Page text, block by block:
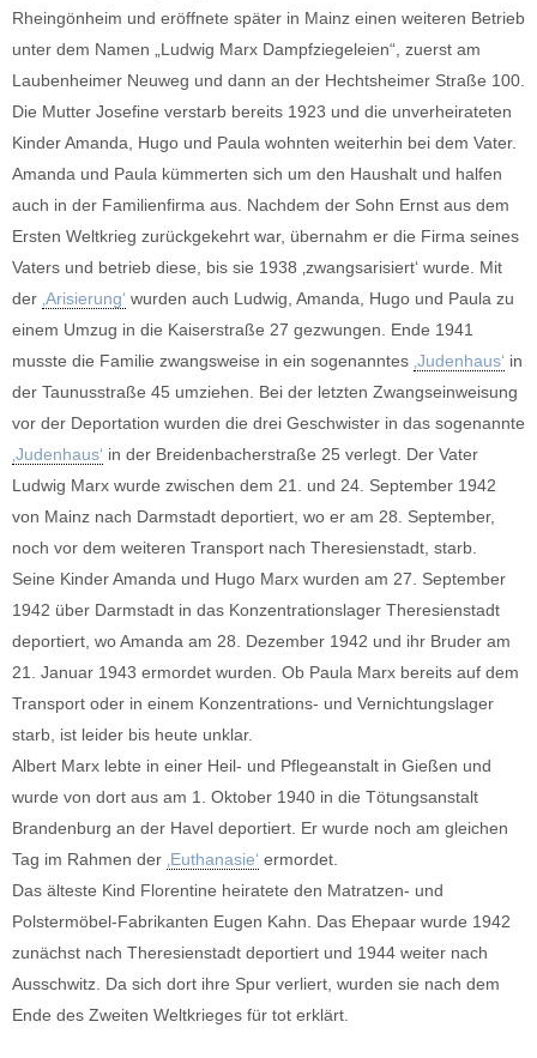
Rheingönheim und eröffnete später in Mainz einen weiteren Betrieb
unter dem Namen „Ludwig Marx Dampfziegeleien“, zuerst am
Laubenheimer Neuweg und dann an der Hechtsheimer Straße 100.
Die Mutter Josefine verstarb bereits 1923 und die unverheirateten
Kinder Amanda, Hugo und Paula wohnten weiterhin bei dem Vater.
Amanda und Paula kümmerten sich um den Haushalt und halfen
auch in der Familienfirma aus. Nachdem der Sohn Ernst aus dem
Ersten Weltkrieg zurückgekehrt war, übernahm er die Firma seines
Vaters und betrieb diese, bis sie 1938 ‚zwangsarisiert‘ wurde. Mit
der ‚Arisierung‘ wurden auch Ludwig, Amanda, Hugo und Paula zu
einem Umzug in die Kaiserstraße 27 gezwungen. Ende 1941
musste die Familie zwangsweise in ein sogenanntes ‚Judenhaus‘ in
der Taunusstraße 45 umziehen. Bei der letzten Zwangseinweisung
vor der Deportation wurden die drei Geschwister in das sogenannte
‚Judenhaus‘ in der Breidenbacherstraße 25 verlegt. Der Vater
Ludwig Marx wurde zwischen dem 21. und 24. September 1942
von Mainz nach Darmstadt deportiert, wo er am 28. September,
noch vor dem weiteren Transport nach Theresienstadt, starb.
Seine Kinder Amanda und Hugo Marx wurden am 27. September
1942 über Darmstadt in das Konzentrationslager Theresienstadt
deportiert, wo Amanda am 28. Dezember 1942 und ihr Bruder am
21. Januar 1943 ermordet wurden. Ob Paula Marx bereits auf dem
Transport oder in einem Konzentrations- und Vernichtungslager
starb, ist leider bis heute unklar.
Albert Marx lebte in einer Heil- und Pflegeanstalt in Gießen und
wurde von dort aus am 1. Oktober 1940 in die Tötungsanstalt
Brandenburg an der Havel deportiert. Er wurde noch am gleichen
Tag im Rahmen der ‚Euthanasie‘ ermordet.
Das älteste Kind Florentine heiratete den Matratzen- und
Polstermöbel-Fabrikanten Eugen Kahn. Das Ehepaar wurde 1942
zunächst nach Theresienstadt deportiert und 1944 weiter nach
Ausschwitz. Da sich dort ihre Spur verliert, wurden sie nach dem
Ende des Zweiten Weltkrieges für tot erklärt.